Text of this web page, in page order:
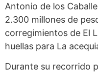
Antonio de los
2.300 millones de
corregimientos de El
huellas para La
Durante su recorrido